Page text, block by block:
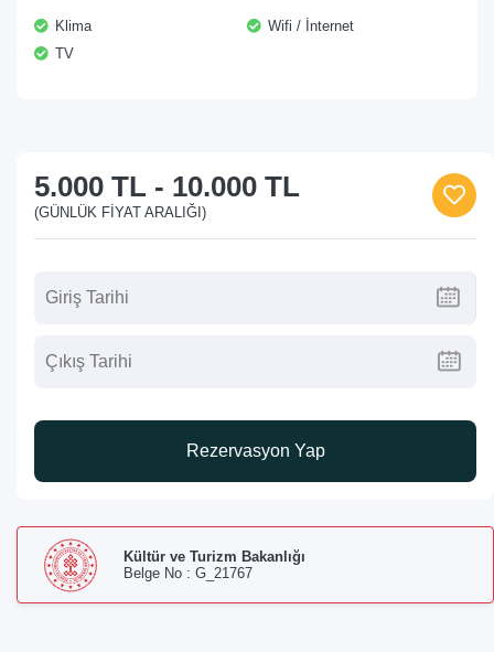
Klima
Wifi / İnternet
TV
5.000 TL - 10.000 TL
(GÜNLÜK FIYAT ARALIĞI)
Rezervasyon Yap
Kültür ve Turizm Bakanlığı
Belge No : G_21767